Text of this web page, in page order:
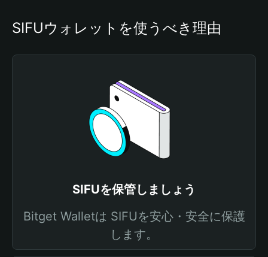
SIFUウォレットを使うべき理由
SIFUを保管しましょう
Bitget Walletは SIFUを安心・安全に保護
します。